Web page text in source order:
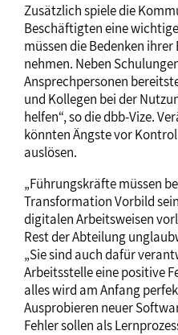
Zusätzlich spiele die
Beschäftigten eine
müssen die Bedenken
nehmen. Neben
Ansprechpersonen
und Kollegen bei der
helfen“, so die dbb-Vize.
könnten Ängste vor
auslösen.
„Führungskräfte müssen
Transformation Vorbild
digitalen Arbeitsweisen
Rest der Abteilung
„Sie sind auch dafür
Arbeitsstelle eine positive
alles wird am Anfang
Ausprobieren neuer
Fehler sollen als